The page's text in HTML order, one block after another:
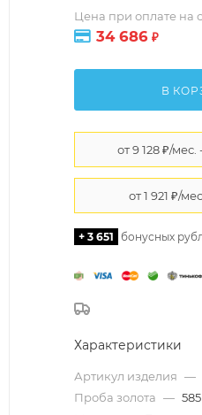
Цена при оплате на
34 686 ₽
В
+ 3 651 бонусных
Характеристики
Артикул изделия —
Проба золота — 585